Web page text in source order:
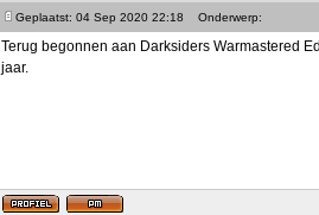
Geplaatst: 04 Sep 2020 22:18
Onderwerp:
Terug begonnen aan Darksiders Warmastered
jaar.